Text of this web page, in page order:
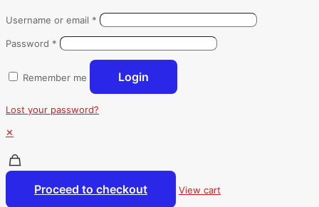
Username or email *
Password *
Remember me Login
Lost your password?
✕
Proceed to checkout View cart